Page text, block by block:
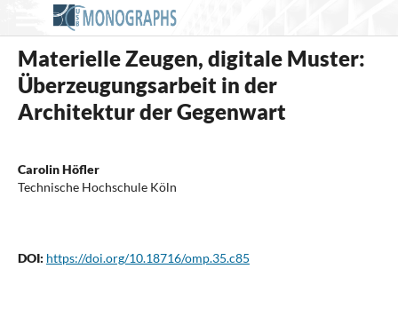
Materielle Zeugen, digitale Muster:
Überzeugungsarbeit in der
Architektur der Gegenwart
Carolin Höfler
Technische Hochschule Köln
DOI: https://doi.org/10.18716/omp.35.c85